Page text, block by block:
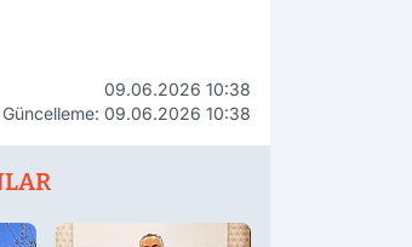
09.06.2026 10:38
Güncelleme: 09.06.2026 10:38